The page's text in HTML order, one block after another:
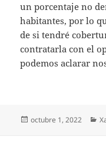
un porcentaje no
habitantes, por lo
de si tendré
contratarla con el
podemos aclarar
Publicado
octubre 1, 2022